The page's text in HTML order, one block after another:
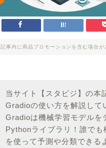
記事内に商品プロモーションを含む場合が
当サイト【スタビジ】の本
Gradioの使い方を解説して
Gradioは機械学習モデルを
Pythonライブラリ！誰でも
を使って予測や分類できる